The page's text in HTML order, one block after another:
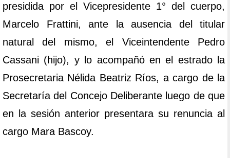
presidida por el Vicepresidente 1° del cuerpo,
Marcelo Frattini, ante la ausencia del titular
natural del mismo, el Viceintendente Pedro
Cassani (hijo), y lo acompañó en el estrado la
Prosecretaria Nélida Beatriz Ríos, a cargo de la
Secretaría del Concejo Deliberante luego de que
en la sesión anterior presentara su renuncia al
cargo Mara Bascoy.